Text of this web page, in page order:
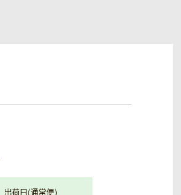
出荷日(通常便)